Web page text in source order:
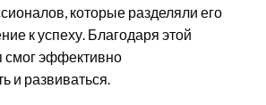
которые разделяли его
к успеху. Благодаря этой
смог эффективно
и развиваться.